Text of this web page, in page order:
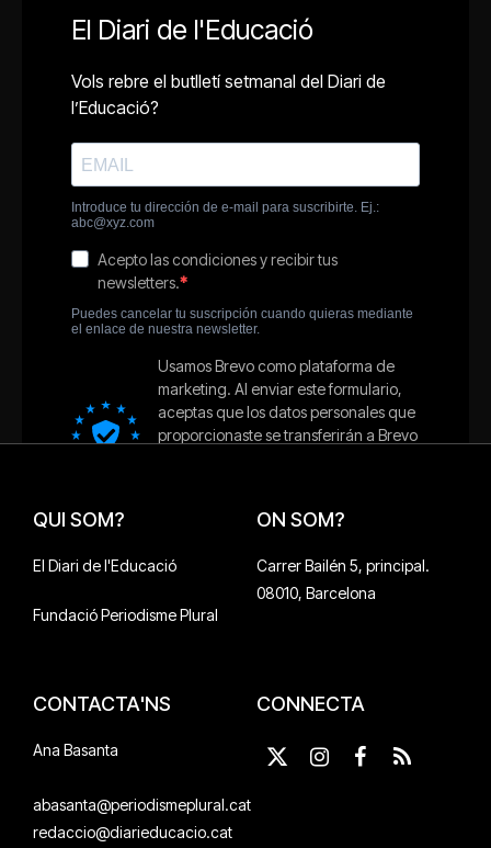
QUI SOM?
El Diari de l'Educació
Fundació Periodisme Plural
ON SOM?
Carrer Bailén 5, principal.
08010, Barcelona
CONTACTA'NS
Ana Basanta
abasanta@periodismeplural.cat
redaccio@diarieducacio.cat
CONNECTA
X
InstagramFacebook
RSS